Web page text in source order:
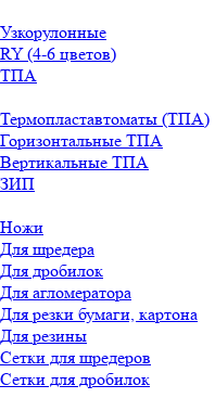
Узкорулонные
RY (4-6 цветов)
ТПА
Термопластавтоматы (ТПА)
Горизонтальные ТПА
Вертикальные ТПА
ЗИП
Ножи
Для шредера
Для дробилок
Для агломератора
Для резки бумаги, картона
Для резины
Сетки для шредеров
Сетки для дробилок